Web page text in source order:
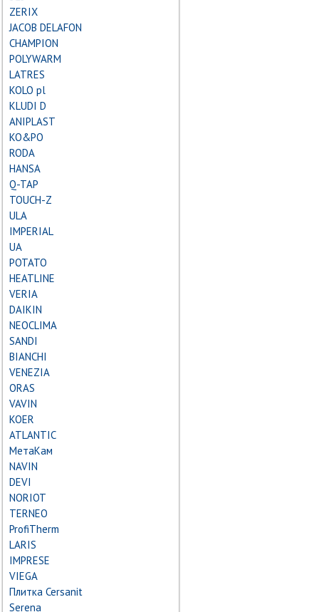
ZERIX
JACOB DELAFON
CHAMPION
POLYWARM
LATRES
KOLO pl
KLUDI D
ANIPLAST
KO&PO
RODA
HANSA
Q-TAP
TOUCH-Z
ULA
IMPERIAL
UA
POTATO
HEATLINE
VERIA
DAIKIN
NEOCLIMA
SANDI
BIANCHI
VENEZIA
ORAS
VAVIN
KOER
ATLANTIC
МетаКам
NAVIN
DEVI
NORIOT
TERNEO
ProfiTherm
LARIS
IMPRESE
VIEGA
Плитка Cersanit
Serena